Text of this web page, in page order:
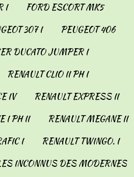
I
FORD ESCORT MK5
307 I
PEUGEOT 406
DUCATO JUMPER I
RENAULT CLIO II PH I
IV
RENAULT EXPRESS II
I PH II
RENAULT MEGANE II
I
RENAULT TWINGO. I
INCONNUS DES MODERNES